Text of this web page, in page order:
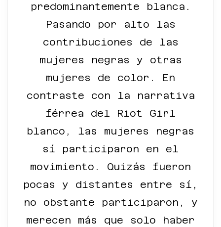
predominantemente blanca.
Pasando por alto las
contribuciones de las
mujeres negras y otras
mujeres de color. En
contraste con la narrativa
férrea del Riot Girl
blanco, las mujeres negras
sí participaron en el
movimiento. Quizás fueron
pocas y distantes entre sí,
no obstante participaron, y
merecen más que solo haber